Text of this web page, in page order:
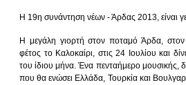
Η 19η συνάντηση νέων - Άρδας 2013, είναι
Η μεγάλη γιορτή στον ποταμό Άρδα, στον
φέτος το Καλοκαίρι, στις 24 Ιουλίου και
του ίδιου μήνα. Ένα πενταήμερο μουσικής,
που θα ενώσει Ελλάδα, Τουρκία και